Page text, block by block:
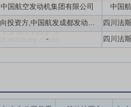
中国航空发动机集团有限公司
中国
意向投资方,中国航发成都发动机有限公司,中国航发资产管理有限公司
四川法
- 四川法